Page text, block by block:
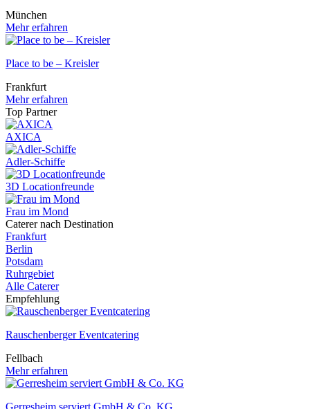
München
Mehr erfahren
Place to be – Kreisler
Frankfurt
Mehr erfahren
Top Partner
AXICA
Adler-Schiffe
3D Locationfreunde
Frau im Mond
Caterer nach Destination
Frankfurt
Berlin
Potsdam
Ruhrgebiet
Alle Caterer
Empfehlung
Rauschenberger Eventcatering
Fellbach
Mehr erfahren
Gerresheim serviert GmbH & Co. KG